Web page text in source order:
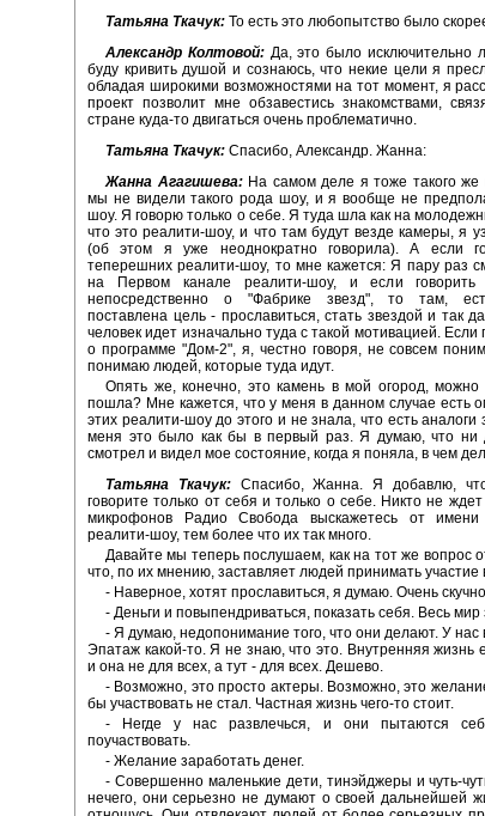
Татьяна Ткачук: То есть это любопытство было
Александр Колтовой:Да, это было исключительно
буду кривить душой и сознаюсь, что некие цели я
обладая широкими возможностями на тот момент, я
проект позволит мне обзавестись знакомствами,
стране куда-то двигаться очень проблематично.
Татьяна Ткачук: Спасибо, Александр. Жанна:
Жанна Агагишева:На самом деле я тоже такого же
мы не видели такого рода шоу, и я вообще не
шоу. Я говорю только о себе. Я туда шла как на
что это реалити-шоу, и что там будут везде камеры, я
(об этом я уже неоднократно говорила). А если
теперешних реалити-шоу, то мне кажется: Я пару раз
на Первом канале реалити-шоу, и если
непосредственно о "Фабрике звезд", то там,
поставлена цель - прославиться, стать звездой и так
человек идет изначально туда с такой мотивацией. Если
о программе "Дом-2", я, честно говоря, не совсем
понимаю людей, которые туда идут.
Опять же, конечно, это камень в мой огород, можно
пошла? Мне кажется, что у меня в данном случае есть
этих реалити-шоу до этого и не знала, что есть
меня это было как бы в первый раз. Я думаю, что ни
смотрел и видел мое состояние, когда я поняла, в чем
Татьяна Ткачук:Спасибо, Жанна. Я добавлю,
говорите только от себя и только о себе. Никто не
микрофонов Радио Свобода выскажетесь от имени
реалити-шоу, тем более что их так много.
Давайте мы теперь послушаем, как на тот же вопрос
что, по их мнению, заставляет людей принимать
- Наверное, хотят прославиться, я думаю. Очень
- Деньги и повыпендриваться, показать себя. Весь мир
- Я думаю, недопонимание того, что они делают. У нас
Эпатаж какой-то. Я не знаю, что это. Внутренняя жизнь
и она не для всех, а тут - для всех. Дешево.
- Возможно, это просто актеры. Возможно, это
бы участвовать не стал. Частная жизнь чего-то стоит.
- Негде у нас развлечься, и они пытаются
поучаствовать.
- Желание заработать денег.
- Совершенно маленькие дети, тинэйджеры и чуть-
нечего, они серьезно не думают о своей дальнейшей